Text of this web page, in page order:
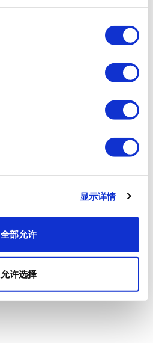
显示详情
全部允许
允许选择